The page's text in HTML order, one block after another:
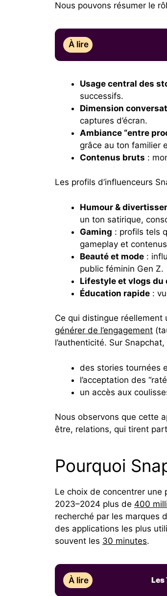
Nous pouvons résumer le
À lire
Usage central des
successifs.
Dimension
captures d’écran.
Ambiance “entre
grâce au ton familier
Contenus bruts :
Les profils d’influenceurs
Humour &
un ton satirique,
Gaming : profils tels
gameplay et
Beauté et mode :
public féminin Gen Z.
Lifestyle et vlogs du
Éducation rapide :
Ce qui distingue réellement
générer de l’engagement
l’authenticité. Sur
des stories tournées
l’acceptation des
un accès aux
Nous observons que cette
être, relations, qui tirent
Pourquoi
Le choix de concentrer
2023–2024 plus de 400
recherché par les marques
des applications les plus
souvent les 30 minutes.
À lire Les